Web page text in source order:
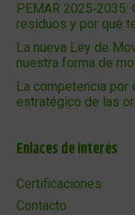
PEMAR
residuos y por qué
La nueva Ley de
nuestra forma de
La competencia por
estratégico de las
Enlaces de interés
Certificaciones
Contacto